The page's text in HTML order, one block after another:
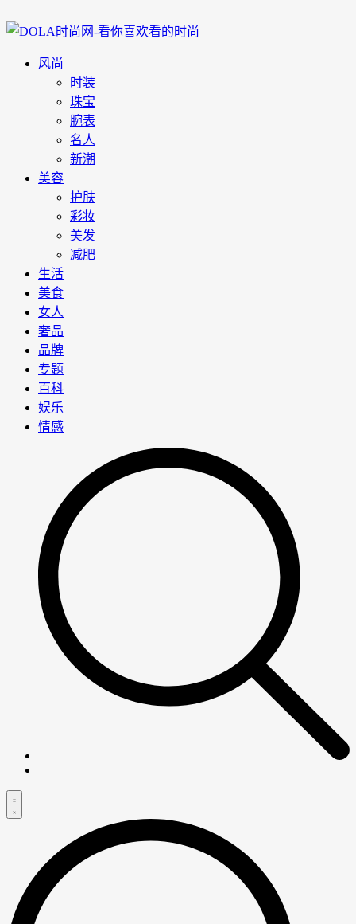
风尚
时装
珠宝
腕表
名人
新潮
美容
护肤
彩妆
美发
减肥
生活
美食
女人
奢品
品牌
专题
百科
娱乐
情感